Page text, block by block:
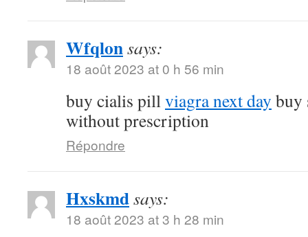
Wfqlonsays:
18 août 2023 at 0 h 56 min
buy cialis pillviagra next day buy
without prescription
Répondre
Hxskmdsays:
18 août 2023 at 3 h 28 min